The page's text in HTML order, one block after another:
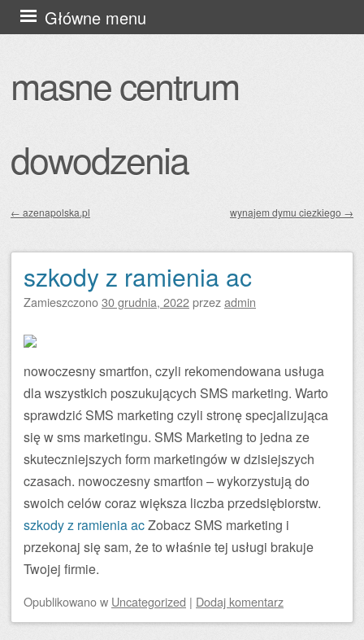
masne centrum
dowodzenia
Główne menu
Przejdź
do
← azenapolska.pl wynajem dymu ciezkiego →
szkody z ramienia ac
Zamieszczono30 grudnia, 2022przezadmin
nowoczesny smartfon, czyli rekomendowana usługa
dla wszystkich poszukujących SMS marketing. Warto
sprawdzić SMS marketing czyli stronę specjalizująca
się w sms marketingu. SMS Marketing to jedna ze
skuteczniejszych form marketingów w dzisiejszych
czasach. nowoczesny smartfon – wykorzystują do
swoich celów coraz większa liczba przedsiębiorstw.
szkody z ramienia acZobacz SMS marketing i
przekonaj się sam, że to właśnie tej usługi brakuje
Twojej firmie.
Opublikowanow Uncategorized | Dodaj komentarz